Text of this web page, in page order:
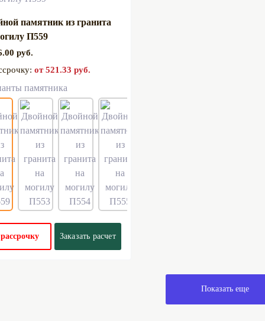
памятник из гранита
П559
руб.
от 521.33 руб.
памятника
Заказать расчет
Показать еще